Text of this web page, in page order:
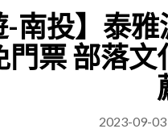
-南投】泰
門票 部落
2023-09-03